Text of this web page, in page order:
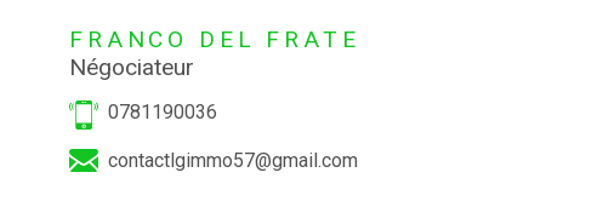
FRANCO DEL FRATE
Négociateur
0781190036
contactlgimmo57@gmail.com